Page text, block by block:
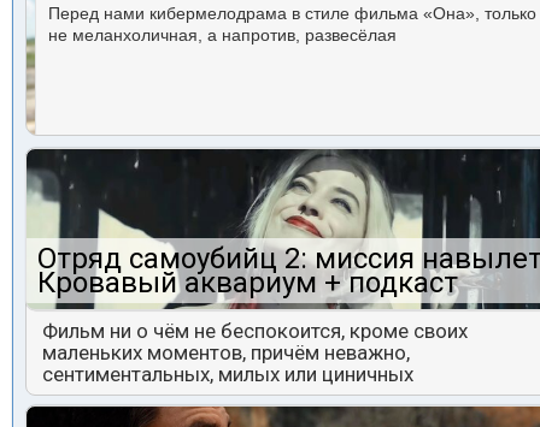
Перед нами кибермелодрама в стиле фильма «Она», только
не меланхоличная, а напротив, развесёлая
Отряд самоубийц 2: миссия
Кровавый аквариум + подкаст
Фильм ни о чём не беспокоится, кроме своих
маленьких моментов, причём неважно,
сентиментальных, милых или циничных